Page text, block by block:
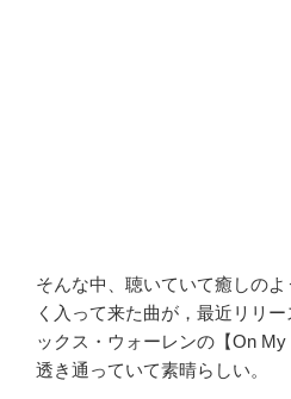
そんな中、聴いていて癒しの
く入って来た曲が，最近リリ
ックス・ウォーレンの【On
透き通っていて素晴らしい。